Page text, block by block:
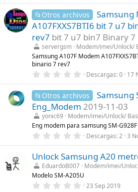
l
l
a
(
s
0
0
e
s
r
e
l
s
)
📂Otros archivos
Samsung
A107FXXS7BTI6 bit 7 u7
rev7 bit 7 u7 bin7 Binary
servergsm Modem/imei/Unlock/
Samsung A107F Modem
binario 7 rev7
0
0
0
e
s
t
r
e
l
(
s
)
Descargas 0 17
📂Otros archivos
Samsung
Eng_Modem 2019-11-03
yonic69
Modem/imei/Unlock/
Eng modem para samsung SM-
0
0
0
e
t
r
Descargas 2 3
Unlock Samsung A20
EduardoB007 Modem/imei/
Modelo SM-A205U
023 Sep 2019